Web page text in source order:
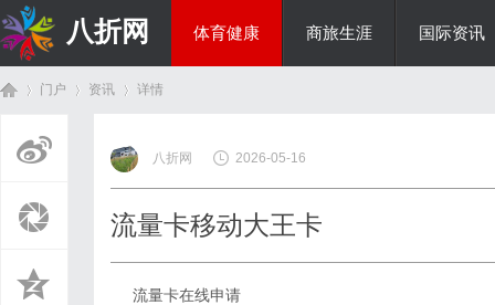
八折网 体育健康 商旅生涯 国际资讯
门户 资讯
›
详情
八折网 2026-05-16
流量卡移动大王卡
流量卡在线申请